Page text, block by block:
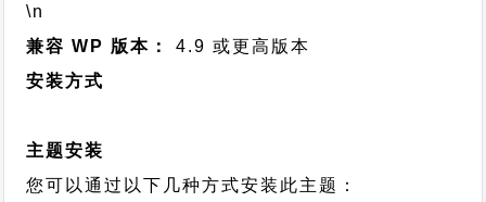
\n
兼容 WP 版本：
4.9 或更高版本
安装方式
主题安装
您可以通过以下几种方式安装此主题：